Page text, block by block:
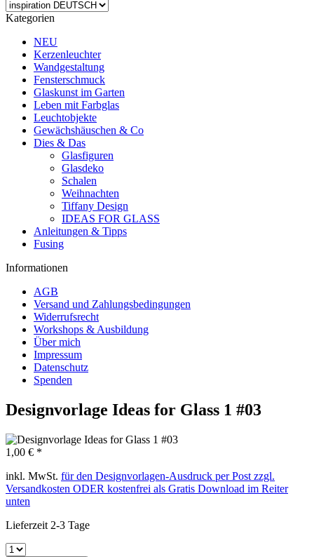
Kategorien
NEU
Kerzenleuchter
Wandgestaltung
Fensterschmuck
Glaskunst im Garten
Leben mit Farbglas
Leuchtobjekte
Gewächshäuschen & Co
Dies & Das
Glasfiguren
Glasdeko
Schalen
Weihnachten
Tiffany Design
IDEAS FOR GLASS
Anleitungen & Tipps
Fusing
Informationen
AGB
Versand und Zahlungsbedingungen
Widerrufsrecht
Workshops & Ausbildung
Über mich
Impressum
Datenschutz
Spenden
Designvorlage Ideas for Glass 1 #03
1,00 € *
inkl. MwSt. für den Designvorlagen-Ausdruck per Post zzgl.
Versandkosten ODER kostenfrei als Gratis Download im Reiter
unten
Lieferzeit 2-3 Tage